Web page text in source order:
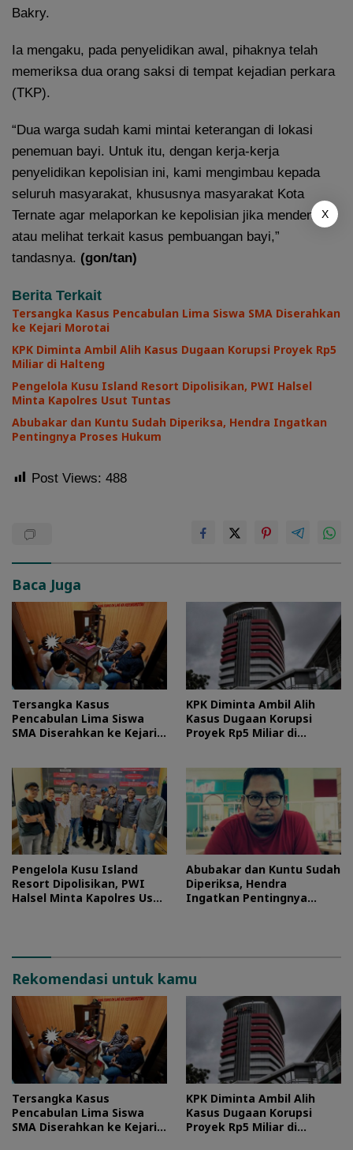
Bakry.
Ia mengaku, pada penyelidikan awal, pihaknya telah
memeriksa dua orang saksi di tempat kejadian perkara
(TKP).
“Dua warga sudah kami mintai keterangan di lokasi
penemuan bayi. Untuk itu, dengan kerja-kerja
penyelidikan kepolisian ini, kami mengimbau kepada
seluruh masyarakat, khususnya masyarakat Kota
Ternate agar melaporkan ke kepolisian jika mendengar
atau melihat terkait kasus pembuangan bayi,”
tandasnya. (gon/tan)
Berita Terkait
Tersangka Kasus Pencabulan Lima Siswa SMA Diserahkan
ke Kejari Morotai
KPK Diminta Ambil Alih Kasus Dugaan Korupsi Proyek Rp5
Miliar di Halteng
Pengelola Kusu Island Resort Dipolisikan, PWI Halsel
Minta Kapolres Usut Tuntas
Abubakar dan Kuntu Sudah Diperiksa, Hendra Ingatkan
Pentingnya Proses Hukum
Post Views: 488
Baca Juga
Tersangka Kasus
Pencabulan Lima Siswa
SMA Diserahkan ke Kejari
KPK Diminta Ambil Alih
Kasus Dugaan Korupsi
Proyek Rp5 Miliar di
Pengelola Kusu Island
Resort Dipolisikan, PWI
Halsel Minta Kapolres Usut
Abubakar dan Kuntu Sudah
Diperiksa, Hendra
Ingatkan Pentingnya
Rekomendasi untuk kamu
Tersangka Kasus
Pencabulan Lima Siswa
SMA Diserahkan ke Kejari
KPK Diminta Ambil Alih
Kasus Dugaan Korupsi
Proyek Rp5 Miliar di
X